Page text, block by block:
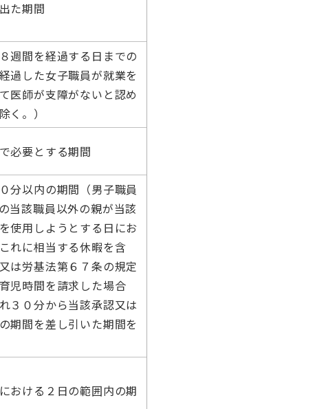
た期間
週間を経過する日までの
過した女子職員が就業を
医師が支障がないと認め
く。）
必要とする期間
分以内の期間（男子職員
当該職員以外の親が当該
使用しようとする日にお
れに相当する休暇を含
は労基法第６７条の規定
児時間を請求した場合
３０分から当該承認又は
期間を差し引いた期間を
おける２日の範囲内の期